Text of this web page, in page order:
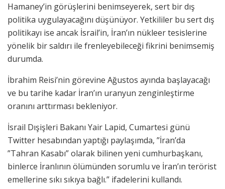
Hamaney’in görüşlerini benimseyerek, sert bir dış
politika uygulayacağını düşünüyor. Yetkililer bu sert dış
politikayı ise ancak İsrail’in, İran’ın nükleer tesislerine
yönelik bir saldırı ile frenleyebileceği fikrini benimsemiş
durumda.
İbrahim Reisi’nin görevine Ağustos ayında başlayacağı
ve bu tarihe kadar İran’ın uranyun zenginleştirme
oranını arttırması bekleniyor.
İsrail Dışişleri Bakanı Yair Lapid, Cumartesi günü
Twitter hesabından yaptığı paylaşımda, ”İran’da
”Tahran Kasabı” olarak bilinen yeni cumhurbaşkanı,
binlerce İranlının ölümünden sorumlu ve İran’ın terörist
emellerine sıkı sıkıya bağlı.” ifadelerini kullandı.